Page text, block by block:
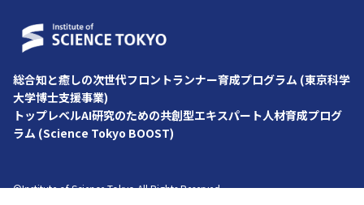
総合知と癒しの次世代フロントランナー育成プログラム (東京科学
⼤学博⼠⽀援事業)
トップレベルAI研究のための共創型エキスパート人材育成プログ
ラム (Science Tokyo BOOST)
©Institute of Science Tokyo All Rights Reserved.